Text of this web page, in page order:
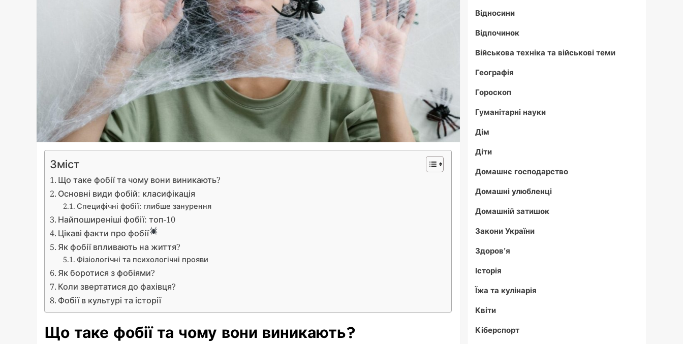
Зміст
Що таке фобії та чому вони виникають?
Основні види фобій: класифікація
Специфічні фобії: глибше занурення
Найпоширеніші фобії: топ-10
Цікаві факти про фобії
Як фобії впливають на життя?
Фізіологічні та психологічні прояви
Як боротися з фобіями?
Коли звертатися до фахівця?
Фобії в культурі та історії
Що таке фобії та чому вони виникають?
Відносини
Відпочинок
Військова техніка та військові теми
Географія
Гороскоп
Гуманітарні науки
Дім
Діти
Домашнє господарство
Домашні улюбленці
Домашній затишок
Закони України
Здоров'я
Історія
Їжа та кулінарія
Квіти
Кіберспорт